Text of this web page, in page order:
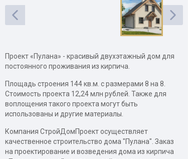
Проект «Пулана» - красивый двухэтажный дом для
постоянного проживания из кирпича.
Площадь строения 144 кв.м. с размерами 8 на 8.
Стоимость проекта 12,24 млн рублей. Также для
воплощения такого проекта могут быть
использованы и другие материалы.
Компания СтройДомПроект осуществляет
качественное строительство дома "Пулана". Заказ
на проектирование и возведения дома из кирпича